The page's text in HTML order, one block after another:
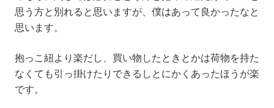
思う方と別れると思いますが、僕はあって良かったなと
思います。
抱っこ紐より楽だし、買い物したときとかは荷物を持た
なくても引っ掛けたりできるしとにかくあったほうが楽
です。